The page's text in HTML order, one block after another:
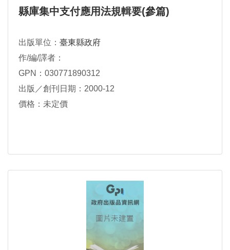
縣庫集中支付應用法規輯要(參篇)
出版單位： 臺東縣政府
作/編/譯者：
GPN：030771890312
出版／創刊日期：2000-12
價格：未定價